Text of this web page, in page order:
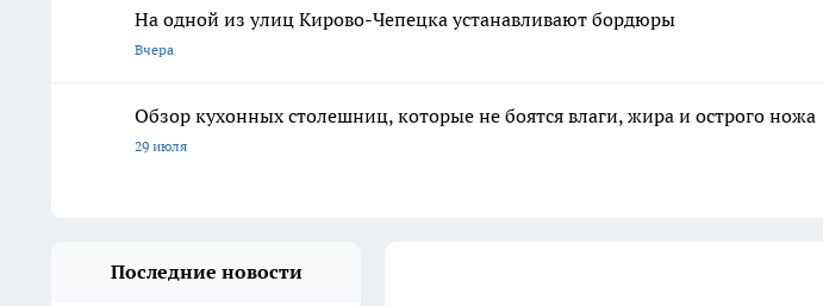
На одной из улиц Кирово-Чепецка устанавливают бордюры
Вчера
Обзор кухонных столешниц, которые не боятся влаги, жира и острого ножа
29 июля
Последние новости